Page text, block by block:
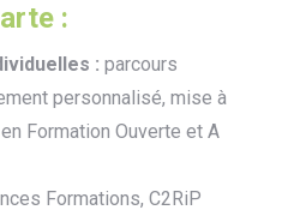
:
: parcours
personnalisé, mise à
Formation Ouverte et A
Formations, C2RiP